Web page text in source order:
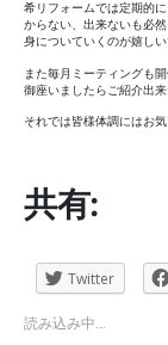
希リフォームでは定期的
からない、出来ないも必
身についていくのが嬉しい
また毎月ミーティングも
御座いましたらご紹介出来
それでは皆様体調にはお
共有:
Twitter
読み込み中...